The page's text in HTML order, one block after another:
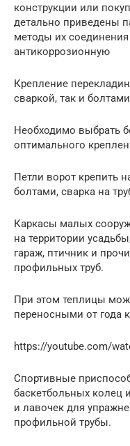
конструкции или
детально приведены
методы их
антикоррозионную
Крепление
сваркой, так и
Необходимо выбрать
оптимального
Петли ворот крепить
болтами, сварка на
Каркасы малых
на территории
гараж, птичник и
профильных труб.
При этом теплицы
переносными от года
https://youtube.com/
Спортивные
баскетбольных колец
и лавочек для
профильной трубы.